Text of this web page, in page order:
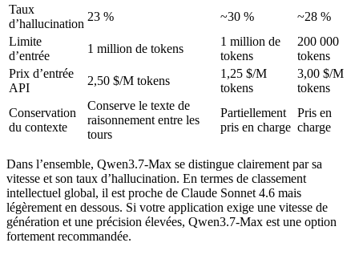
Taux
d’hallucination
23 % ~30 %
~28 %
Limite
d’entrée
1 million de tokens
1 million de
tokens
200 000
tokens
Prix d’entrée
API
2,50 $/M tokens
1,25 $/M
tokens
3,00 $/M
tokens
Conservation
du contexte
Conserve le texte de
raisonnement entre les
tours
Partiellement
pris en charge
Pris en
charge
Dans l’ensemble, Qwen3.7-Max se distingue clairement par sa
vitesse et son taux d’hallucination. En termes de classement
intellectuel global, il est proche de Claude Sonnet 4.6 mais
légèrement en dessous. Si votre application exige une vitesse de
génération et une précision élevées, Qwen3.7-Max est une option
fortement recommandée.